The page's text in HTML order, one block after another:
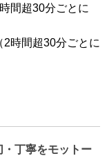
間超30分ごとに
時間超30分ごとに
丁寧をモットー